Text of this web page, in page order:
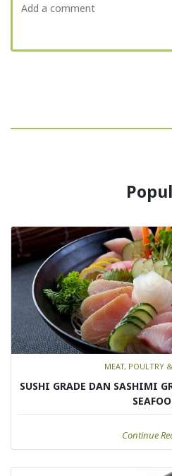
MEAT, POULTRY
SUSHI GRADE DAN SASHIMI
Continue